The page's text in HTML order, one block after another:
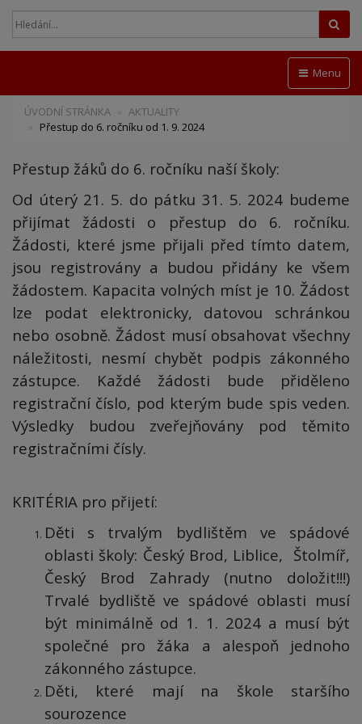
Menu
ÚVODNÍ STRÁNKA
AKTUALITY
Přestup do 6. ročníku od 1. 9. 2024
Přestup žáků do 6. ročníku naší školy:
Od úterý 21. 5. do pátku 31. 5. 2024 budeme
přijímat žádosti o přestup do 6. ročníku.
Žádosti, které jsme přijali před tímto datem,
jsou registrovány a budou přidány ke všem
žádostem. Kapacita volných míst je 10. Žádost
lze podat elektronicky, datovou schránkou
nebo osobně. Žádost musí obsahovat všechny
náležitosti, nesmí chybět podpis zákonného
zástupce. Každé žádosti bude přiděleno
registrační číslo, pod kterým bude spis veden.
Výsledky budou zveřejňovány pod těmito
registračními čísly.
KRITÉRIA pro přijetí:
Děti s trvalým bydlištěm ve spádové
oblasti školy: Český Brod, Liblice, Štolmíř,
Český Brod Zahrady (nutno doložit!!!)
Trvalé bydliště ve spádové oblasti musí
být minimálně od 1. 1. 2024 a musí být
společné pro žáka a alespoň jednoho
zákonného zástupce.
Děti, které mají na škole staršího
sourozence